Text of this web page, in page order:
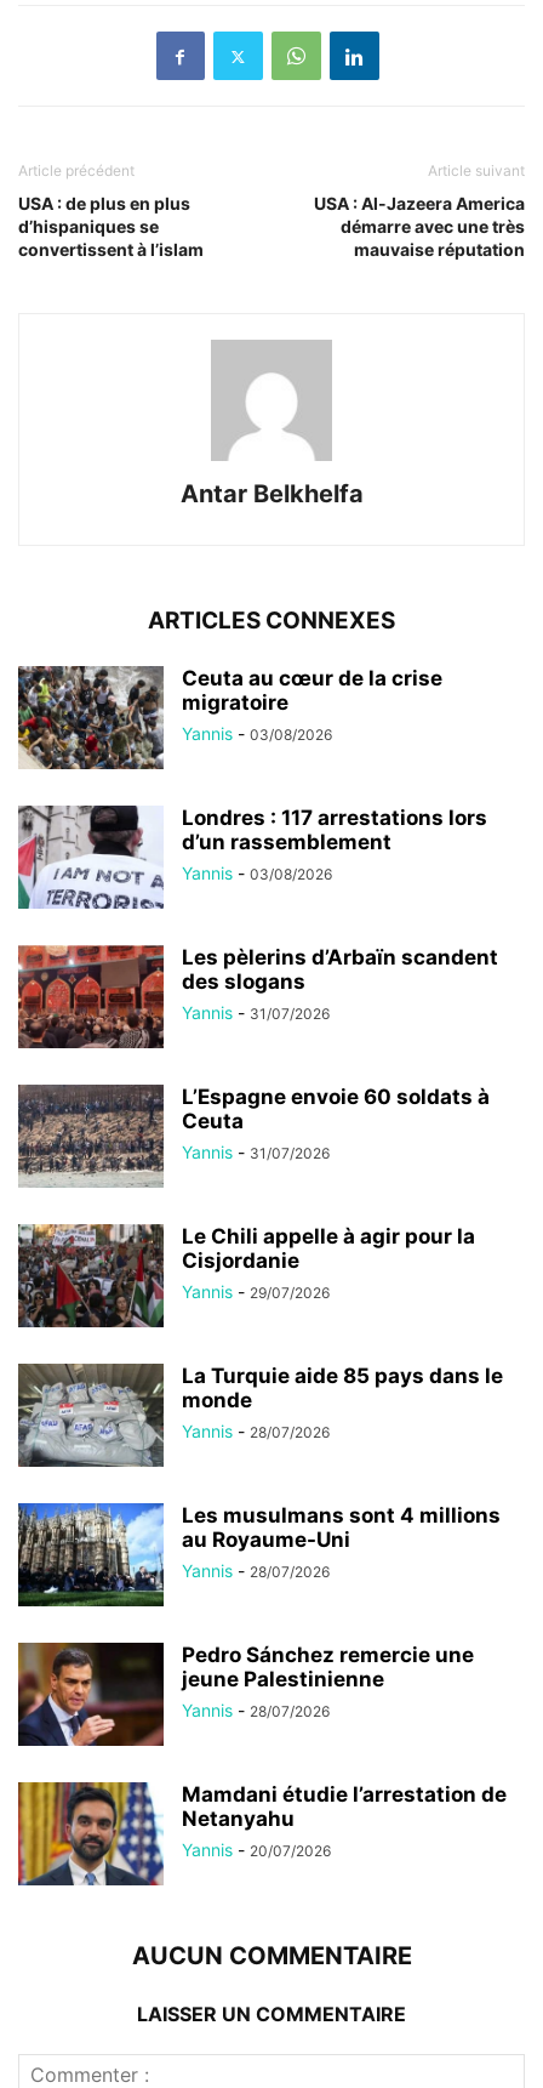
Article précédent
USA : de plus en plus
d’hispaniques se
convertissent à l’islam
Article suivant
USA : Al-Jazeera America
démarre avec une très
mauvaise réputation
Antar Belkhelfa
ARTICLES CONNEXES
Ceuta au cœur de la crise
migratoire
Yannis - 03/08/2026
Londres : 117 arrestations lors
d’un rassemblement
Yannis - 03/08/2026
Les pèlerins d’Arbaïn scandent
des slogans
Yannis - 31/07/2026
L’Espagne envoie 60 soldats à
Ceuta
Yannis - 31/07/2026
Le Chili appelle à agir pour la
Cisjordanie
Yannis - 29/07/2026
La Turquie aide 85 pays dans le
monde
Yannis - 28/07/2026
Les musulmans sont 4 millions
au Royaume-Uni
Yannis - 28/07/2026
Pedro Sánchez remercie une
jeune Palestinienne
Yannis - 28/07/2026
Mamdani étudie l’arrestation de
Netanyahu
Yannis - 20/07/2026
AUCUN COMMENTAIRE
LAISSER UN COMMENTAIRE